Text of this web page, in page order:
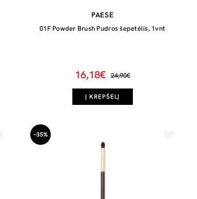
PAESE
01F Powder Brush Pudros šepetėlis, 1vnt
16,18€ 24,90€
Į KREPŠELĮ
-35%